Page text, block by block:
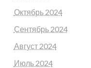
Октябрь 2024
Сентябрь 2024
Август 2024
Июль 2024